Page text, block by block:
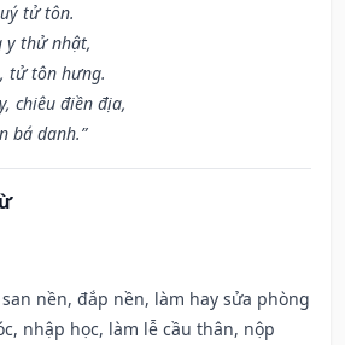
tử tôn.
y thử nhật,
tử tôn hưng.
chiêu điền địa,
bá danh.”
nền, đắp nền, làm hay sửa phòng
nhập học, làm lễ cầu thân, nộp